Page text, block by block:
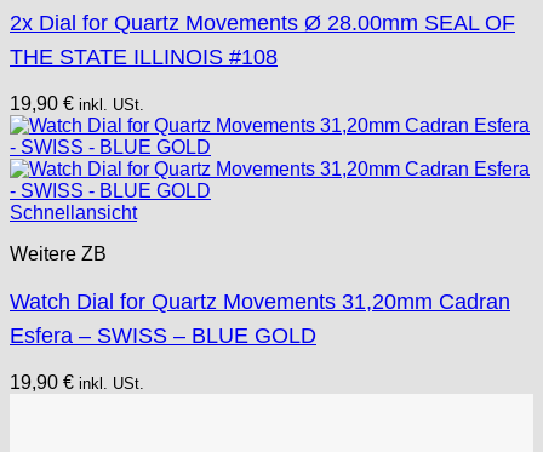
2x Dial for Quartz Movements Ø 28.00mm SEAL OF
THE STATE ILLINOIS #108
19,90 € inkl. USt.
Schnellansicht
Weitere ZB
Watch Dial for Quartz Movements 31,20mm Cadran
Esfera – SWISS – BLUE GOLD
19,90 € inkl. USt.